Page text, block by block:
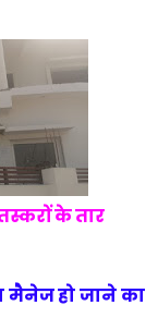
के तार
मैनेज हो जाने का